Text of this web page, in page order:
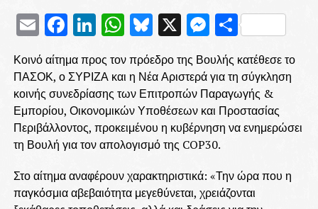
EmailFacebook
LinkedIn
WhatsApp
Bluesky
X
Κοινό αίτημα προς τον πρόεδρο της Βουλής κατέθεσε το
ΠΑΣΟΚ, ο ΣΥΡΙΖΑ και η Νέα Αριστερά για τη σύγκληση
κοινής συνεδρίασης των Επιτροπών Παραγωγής &
Εμπορίου, Οικονομικών Υποθέσεων και Προστασίας
Περιβάλλοντος, προκειμένου η κυβέρνηση να ενημερώσει
τη Βουλή για τον απολογισμό της COP30.
Στο αίτημα αναφέρουν χαρακτηριστικά: «Την ώρα που η
παγκόσμια αβεβαιότητα μεγεθύνεται, χρειάζονται